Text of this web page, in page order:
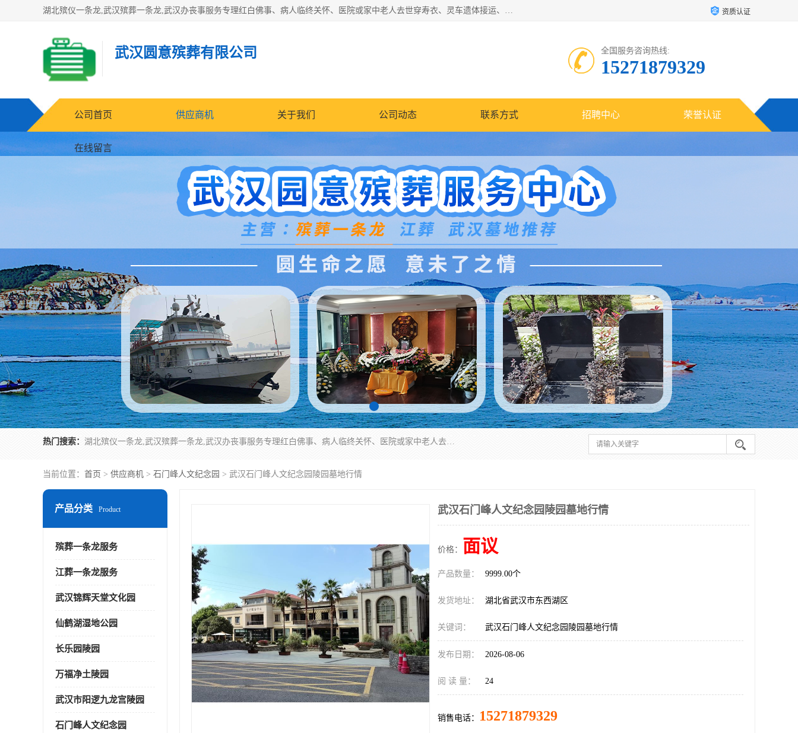
湖北殡仪一条龙,武汉殡葬一条龙,武汉办丧事服务专理红白佛事、病人临终关怀、医院或家中老人去世穿寿衣、灵车遗体接运、殡仪馆告别厅预约、办理火葬场手续、民俗丧事策划、遗体告别仪式、民俗礼仪服务、殡葬礼仪策划、陵园墓位导购、寺庙塔位择吉、往生功德策划、民俗功德策划、异地殡葬礼仪服务、异地骨灰接送返乡 资质认证
武汉圆意殡葬有限公司 全国服务咨询热线:
15271879329
公司首页 供应商机 关于我们 公司动态 联系方式 招聘中心 荣誉认证
在线留言
热门搜索： 湖北殡仪一条龙,武汉殡葬一条龙,武汉办丧事服务专理红白佛事、病人临终关怀、医院或家中老人去世穿寿衣、灵车遗体接运、殡仪馆告别厅预约、办理火葬场手续、民俗丧事策划、遗体告别仪式、民俗礼仪服务、殡葬礼仪策划、陵园墓位导购、寺庙塔位择吉、往生功德策划、民俗功德策划、异地殡葬礼仪服务、异地骨灰接送返乡
当前位置： 首页 > 供应商机 > 石门峰人文纪念园 > 武汉石门峰人文纪念园陵园墓地行情
产品分类 Product
殡葬一条龙服务
江葬一条龙服务
武汉锦辉天堂文化园
仙鹤湖湿地公园
长乐园陵园
万福净土陵园
武汉市阳逻九龙宫陵园
石门峰人文纪念园
武汉石门峰人文纪念园陵园墓地行情
价格： 面议
产品数量： 9999.00个
发货地址： 湖北省武汉市东西湖区
关键词： 武汉石门峰人文纪念园陵园墓地行情
发布日期： 2026-08-06
阅 读 量： 24
销售电话： 15271879329